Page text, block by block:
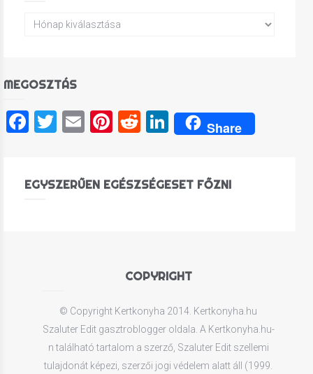
MEGOSZTÁS
Facebook
Twitter
EmailPinterest
Reddit
LinkedIn
Share
EGYSZERŰEN EGÉSZSÉGESET FŐZNI
COPYRIGHT
© Copyright Kertkonyha 2014. Kertkonyha.hu
Szaluter Edit gasztroblogger oldala. A Kertkonyha.hu-
n található tartalom a szerző, Szaluter Edit szellemi
tulajdonát képezi, szerzői jogi védelem alatt áll (1999.